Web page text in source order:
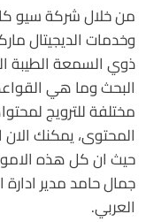
من خلال شركة سيو
وخدمات الديجيتال
ذوي السمعة الطيبة
البحث وما هي
مختلفة للترويج
المحتوى، يمكنك
حيث ان كل هذه
جمال حامد مدير
العربي.